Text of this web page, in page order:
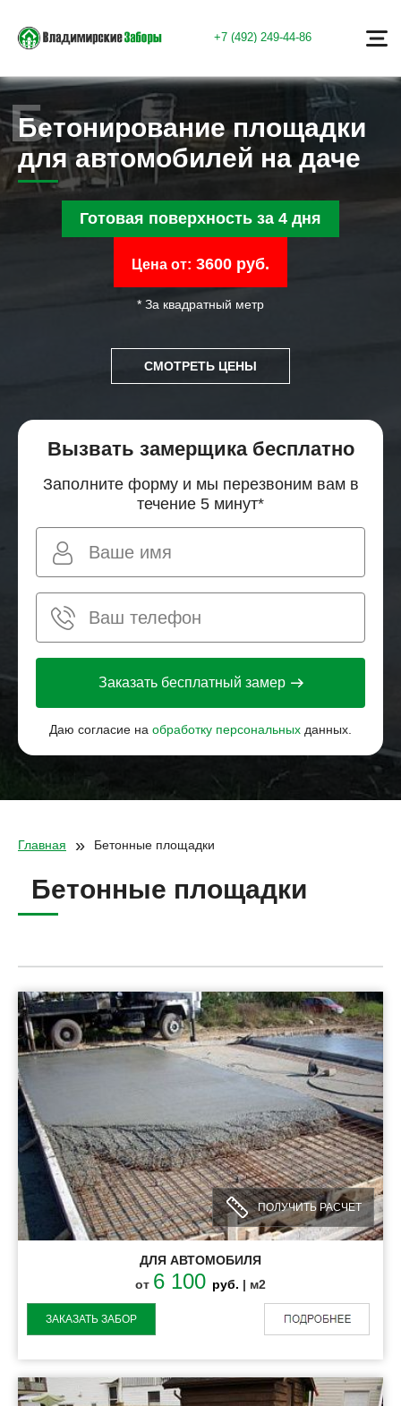
+7 (492) 249-44-86
Бетонирование площадки
для автомобилей на даче
Готовая поверхность за 4 дня
Цена от: 3600 руб.
* За квадратный метр
СМОТРЕТЬ ЦЕНЫ
Вызвать замерщика бесплатно
Заполните форму и мы перезвоним вам в
течение 5 минут*
Заказать бесплатный замер
Даю согласие на обработку персональных данных.
Главная » Бетонные площадки
Бетонные площадки
ПОЛУЧИТЬ РАСЧЕТ
ДЛЯ АВТОМОБИЛЯ
от 6 100 руб. | м2
ЗАКАЗАТЬ ЗАБОР